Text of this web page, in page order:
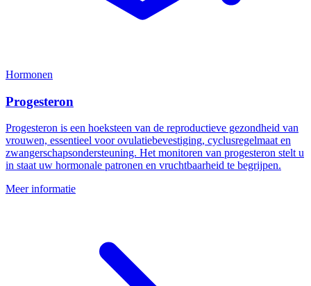
Hormonen
Progesteron
Progesteron is een hoeksteen van de reproductieve gezondheid van
vrouwen, essentieel voor ovulatiebevestiging, cyclusregelmaat en
zwangerschapsondersteuning. Het monitoren van progesteron stelt u
in staat uw hormonale patronen en vruchtbaarheid te begrijpen.
Meer informatie